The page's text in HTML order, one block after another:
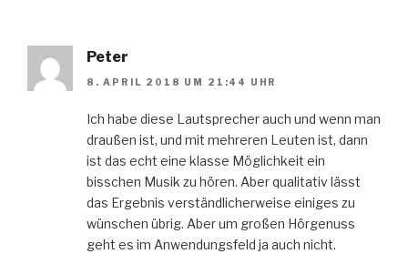
Peter
8. APRIL 2018 UM 21:44 UHR
Ich habe diese Lautsprecher auch und wenn man
draußen ist, und mit mehreren Leuten ist, dann
ist das echt eine klasse Möglichkeit ein
bisschen Musik zu hören. Aber qualitativ lässt
das Ergebnis verständlicherweise einiges zu
wünschen übrig. Aber um großen Hörgenuss
geht es im Anwendungsfeld ja auch nicht.